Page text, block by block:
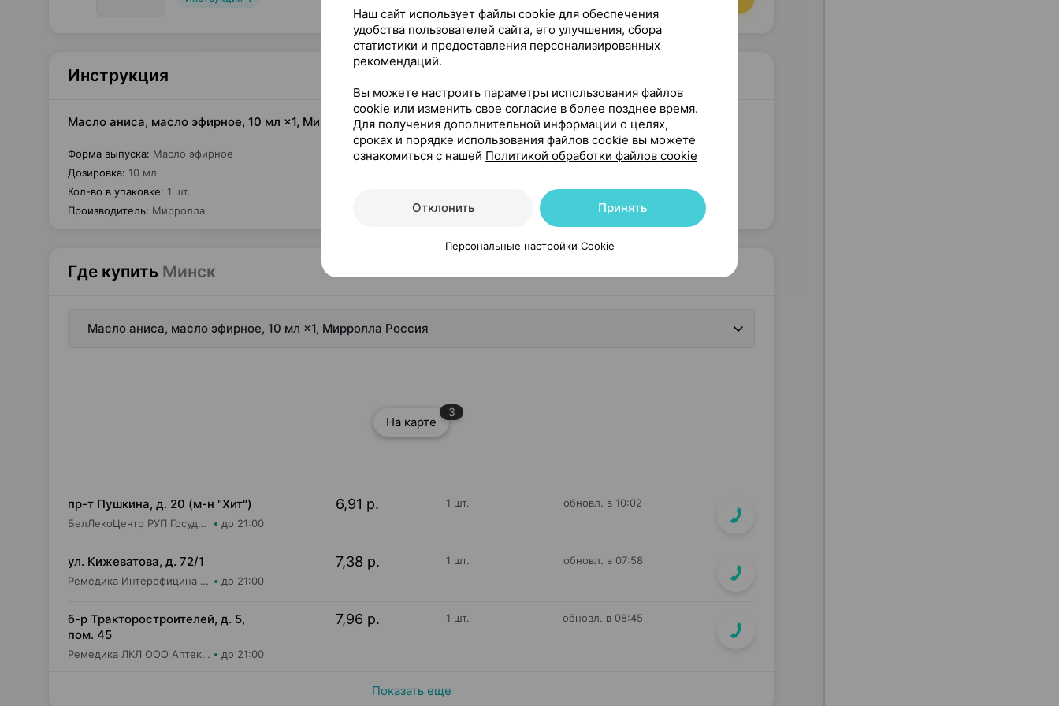
Инструкция
Масло аниса, масло эфирное, 10 мл ×1, Мирролла Россия
Форма выпуска: Масло эфирное
Дозировка: 10 мл
Кол-во в упаковке: 1 шт.
Производитель: Мирролла
Где купить Минск
Масло аниса, масло эфирное, 10 мл ×1, Мирролла Россия
На карте
3
пр-т Пушкина, д. 20 (м-н "Хит")
БелЛекоЦентр РУП Государственная аптека №28 до 21:00
6,91 р. 1 шт. обновл. в 10:02
ул. Кижеватова, д. 72/1
Ремедика Интерофицина Плюс ООО Аптека №7 до 21:00
7,38 р. 1 шт. обновл. в 07:58
б-р Тракторостроителей, д. 5,
пом. 45
Ремедика ЛКЛ ООО Аптека №14 до 21:00
7,96 р. 1 шт. обновл. в 08:45
Показать еще
Наш сайт использует файлы cookie для обеспечения
удобства пользователей сайта, его улучшения, сбора
статистики и предоставления персонализированных
рекомендаций.
Вы можете настроить параметры использования файлов
cookie или изменить свое согласие в более позднее время.
Для получения дополнительной информации о целях,
сроках и порядке использования файлов cookie вы можете
ознакомиться с нашей Политикой обработки файлов cookie
Отклонить Принять
Персональные настройки Cookie